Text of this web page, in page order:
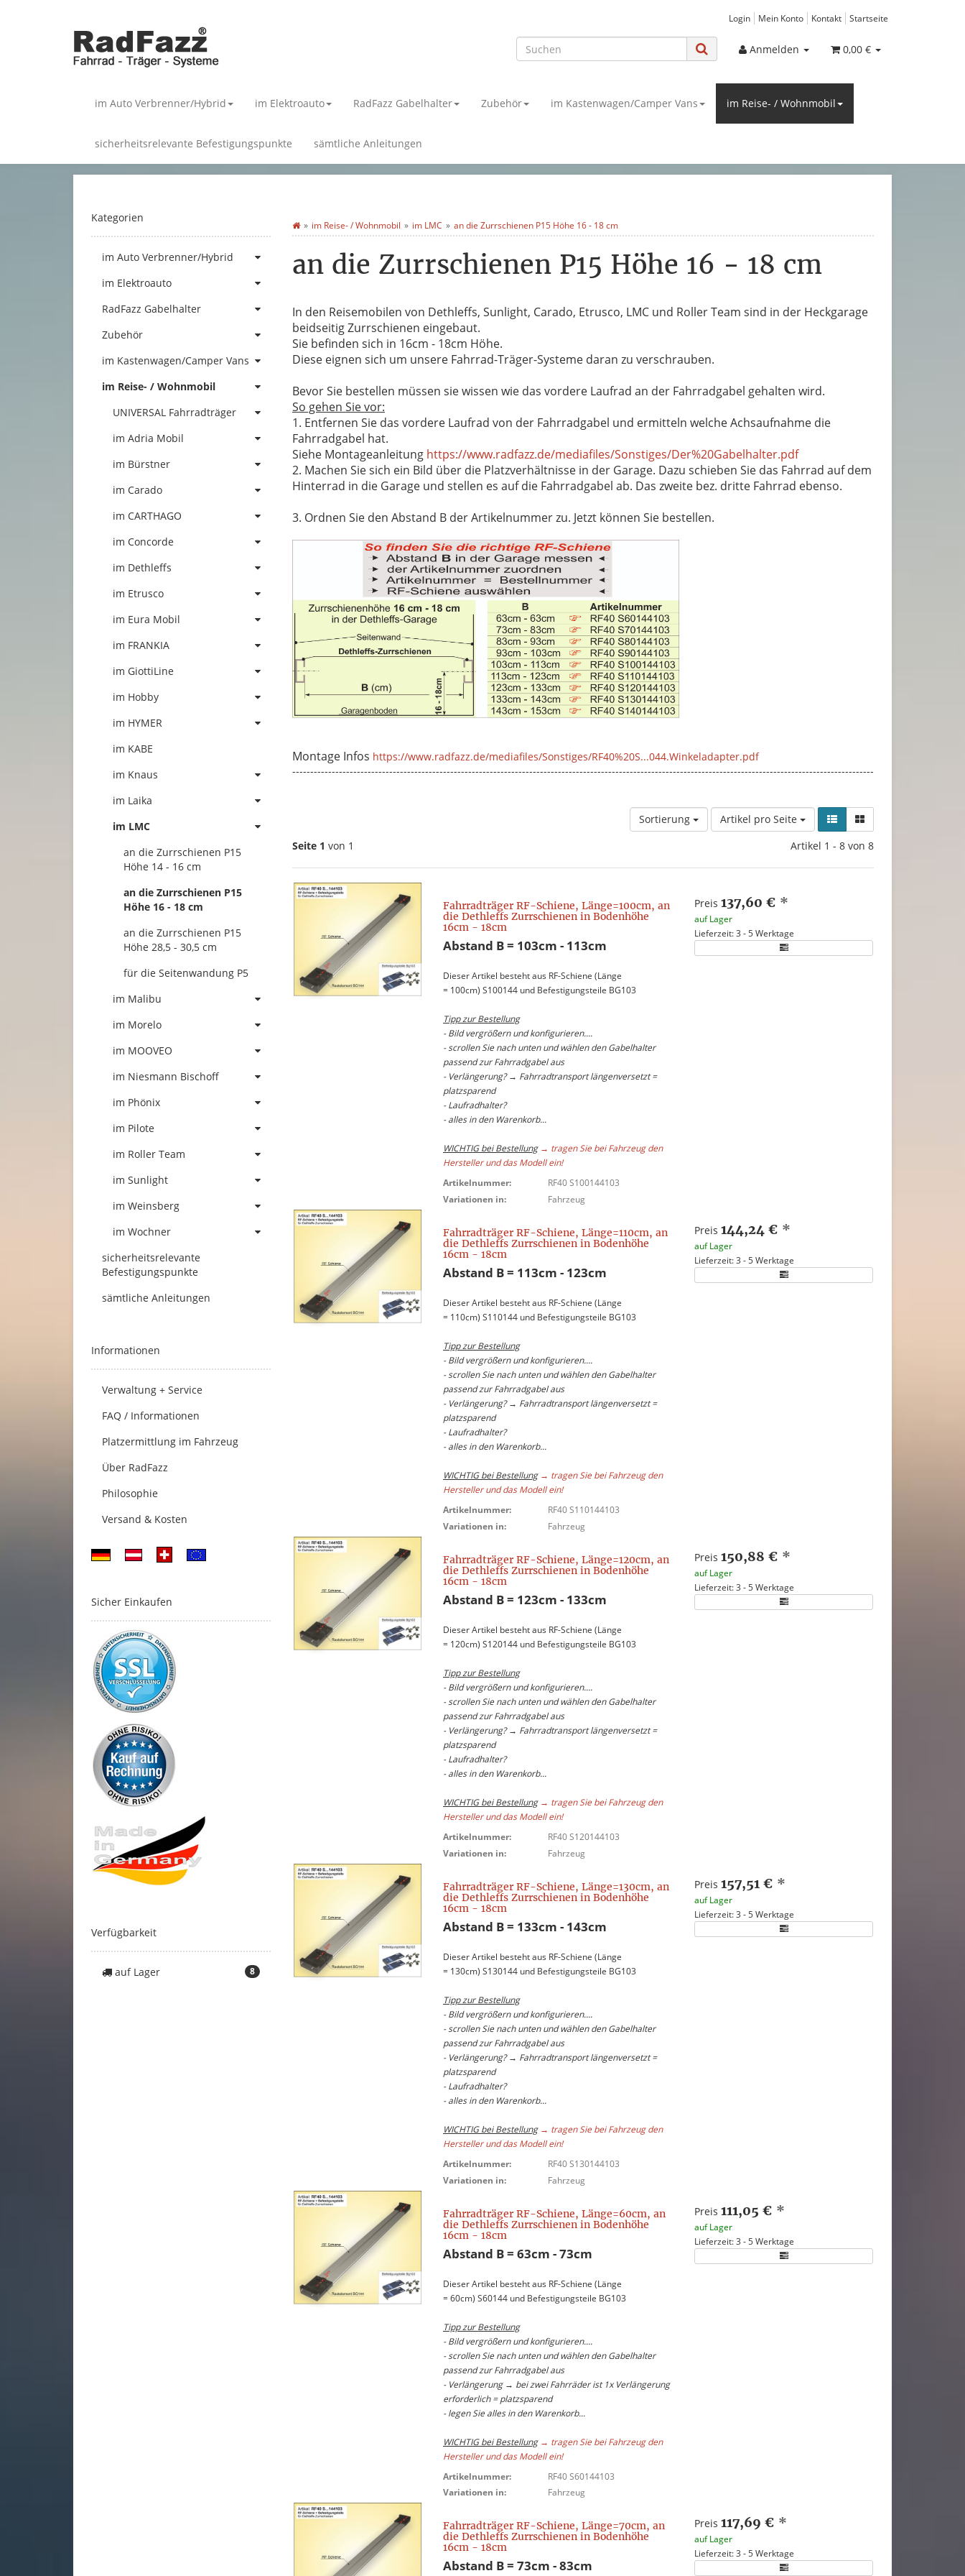
Login Mein Konto Kontakt Startseite
Anmelden 0,00 €
im Auto Verbrenner/Hybrid im Elektroauto RadFazz Gabelhalter Zubehör im Kastenwagen/Camper Vans im Reise- / Wohnmobil
sicherheitsrelevante Befestigungspunkte sämtliche Anleitungen
im Reise- / Wohnmobil im LMC an die Zurrschienen P15 Höhe 16 - 18 cm
an die Zurrschienen P15 Höhe 16 - 18 cm
In den Reisemobilen von Dethleffs, Sunlight, Carado, Etrusco, LMC und Roller Team sind in der Heckgarage
beidseitig Zurrschienen eingebaut.
Sie befinden sich in 16cm - 18cm Höhe.
Diese eignen sich um unsere Fahrrad-Träger-Systeme daran zu verschrauben.
Bevor Sie bestellen müssen sie wissen wie das vordere Laufrad an der Fahrradgabel gehalten wird.
So gehen Sie vor:
1. Entfernen Sie das vordere Laufrad von der Fahrradgabel und ermitteln welche Achsaufnahme die
Fahrradgabel hat.
Siehe Montageanleitung https://www.radfazz.de/mediafiles/Sonstiges/Der%20Gabelhalter.pdf
2. Machen Sie sich ein Bild über die Platzverhältnisse in der Garage. Dazu schieben Sie das Fahrrad auf dem
Hinterrad in die Garage und stellen es auf die Fahrradgabel ab. Das zweite bez. dritte Fahrrad ebenso.
3. Ordnen Sie den Abstand B der Artikelnummer zu. Jetzt können Sie bestellen.
Montage Infos https://www.radfazz.de/mediafiles/Sonstiges/RF40%20S...044.Winkeladapter.pdf
------------------------------------------------------------------------------------------------------------------------------------------------------------------
Sortierung
Artikel pro Seite
Seite 1 von 1 Artikel 1 - 8 von 8
Fahrradträger RF-Schiene, Länge=100cm, an
die Dethleffs Zurrschienen in Bodenhöhe
16cm - 18cm
Abstand B = 103cm - 113cm
Dieser Artikel besteht aus RF-Schiene (Länge
= 100cm) S100144 und Befestigungsteile BG103
Tipp zur Bestellung
- Bild vergrößern und konfigurieren....
- scrollen Sie nach unten und wählen den Gabelhalter
passend zur Fahrradgabel aus
- Verlängerung? → Fahrradtransport längenversetzt =
platzsparend
- Laufradhalter?
- alles in den Warenkorb...
WICHTIG bei Bestellung → tragen Sie bei Fahrzeug den
Hersteller und das Modell ein!
Artikelnummer:
RF40 S100144103
Variationen in:
Fahrzeug
Preis 137,60 € *
auf Lager
Lieferzeit: 3 - 5 Werktage
Fahrradträger RF-Schiene, Länge=110cm, an
die Dethleffs Zurrschienen in Bodenhöhe
16cm - 18cm
Abstand B = 113cm - 123cm
Dieser Artikel besteht aus RF-Schiene (Länge
= 110cm) S110144 und Befestigungsteile BG103
Tipp zur Bestellung
- Bild vergrößern und konfigurieren....
- scrollen Sie nach unten und wählen den Gabelhalter
passend zur Fahrradgabel aus
- Verlängerung? → Fahrradtransport längenversetzt =
platzsparend
- Laufradhalter?
- alles in den Warenkorb...
WICHTIG bei Bestellung → tragen Sie bei Fahrzeug den
Hersteller und das Modell ein!
Artikelnummer:
RF40 S110144103
Variationen in:
Fahrzeug
Preis 144,24 € *
auf Lager
Lieferzeit: 3 - 5 Werktage
Fahrradträger RF-Schiene, Länge=120cm, an
die Dethleffs Zurrschienen in Bodenhöhe
16cm - 18cm
Abstand B = 123cm - 133cm
Dieser Artikel besteht aus RF-Schiene (Länge
= 120cm) S120144 und Befestigungsteile BG103
Tipp zur Bestellung
- Bild vergrößern und konfigurieren....
- scrollen Sie nach unten und wählen den Gabelhalter
passend zur Fahrradgabel aus
- Verlängerung? → Fahrradtransport längenversetzt =
platzsparend
- Laufradhalter?
- alles in den Warenkorb...
WICHTIG bei Bestellung → tragen Sie bei Fahrzeug den
Hersteller und das Modell ein!
Artikelnummer:
RF40 S120144103
Variationen in:
Fahrzeug
Preis 150,88 € *
auf Lager
Lieferzeit: 3 - 5 Werktage
Fahrradträger RF-Schiene, Länge=130cm, an
die Dethleffs Zurrschienen in Bodenhöhe
16cm - 18cm
Abstand B = 133cm - 143cm
Dieser Artikel besteht aus RF-Schiene (Länge
= 130cm) S130144 und Befestigungsteile BG103
Tipp zur Bestellung
- Bild vergrößern und konfigurieren....
- scrollen Sie nach unten und wählen den Gabelhalter
passend zur Fahrradgabel aus
- Verlängerung? → Fahrradtransport längenversetzt =
platzsparend
- Laufradhalter?
- alles in den Warenkorb...
WICHTIG bei Bestellung → tragen Sie bei Fahrzeug den
Hersteller und das Modell ein!
Artikelnummer:
RF40 S130144103
Variationen in:
Fahrzeug
Preis 157,51 € *
auf Lager
Lieferzeit: 3 - 5 Werktage
Fahrradträger RF-Schiene, Länge=60cm, an
die Dethleffs Zurrschienen in Bodenhöhe
16cm - 18cm
Abstand B = 63cm - 73cm
Dieser Artikel besteht aus RF-Schiene (Länge
= 60cm) S60144 und Befestigungsteile BG103
Tipp zur Bestellung
- Bild vergrößern und konfigurieren....
- scrollen Sie nach unten und wählen den Gabelhalter
passend zur Fahrradgabel aus
- Verlängerung → bei zwei Fahrräder ist 1x Verlängerung
erforderlich = platzsparend
- legen Sie alles in den Warenkorb...
WICHTIG bei Bestellung → tragen Sie bei Fahrzeug den
Hersteller und das Modell ein!
Artikelnummer:
RF40 S60144103
Variationen in:
Fahrzeug
Preis 111,05 € *
auf Lager
Lieferzeit: 3 - 5 Werktage
Fahrradträger RF-Schiene, Länge=70cm, an
die Dethleffs Zurrschienen in Bodenhöhe
16cm - 18cm
Abstand B = 73cm - 83cm
Preis 117,69 € *
auf Lager
Lieferzeit: 3 - 5 Werktage
Kategorien
im Auto Verbrenner/Hybrid
im Elektroauto
RadFazz Gabelhalter
Zubehör
im Kastenwagen/Camper Vans
im Reise- / Wohnmobil
UNIVERSAL Fahrradträger
im Adria Mobil
im Bürstner
im Carado
im CARTHAGO
im Concorde
im Dethleffs
im Etrusco
im Eura Mobil
im FRANKIA
im GiottiLine
im Hobby
im HYMER
im KABE
im Knaus
im Laika
im LMC
an die Zurrschienen P15
Höhe 14 - 16 cm
an die Zurrschienen P15
Höhe 16 - 18 cm
an die Zurrschienen P15
Höhe 28,5 - 30,5 cm
für die Seitenwandung P5
im Malibu
im Morelo
im MOOVEO
im Niesmann Bischoff
im Phönix
im Pilote
im Roller Team
im Sunlight
im Weinsberg
im Wochner
sicherheitsrelevante
Befestigungspunkte
sämtliche Anleitungen
Informationen
Verwaltung + Service
FAQ / Informationen
Platzermittlung im Fahrzeug
Über RadFazz
Philosophie
Versand & Kosten
Sicher Einkaufen
Verfügbarkeit
8
auf Lager